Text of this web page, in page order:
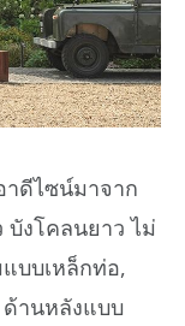
ดีไซน์มาจาก
บังโคลนยาว ไม่
บบเหล็กท่อ,
านหลังแบบ